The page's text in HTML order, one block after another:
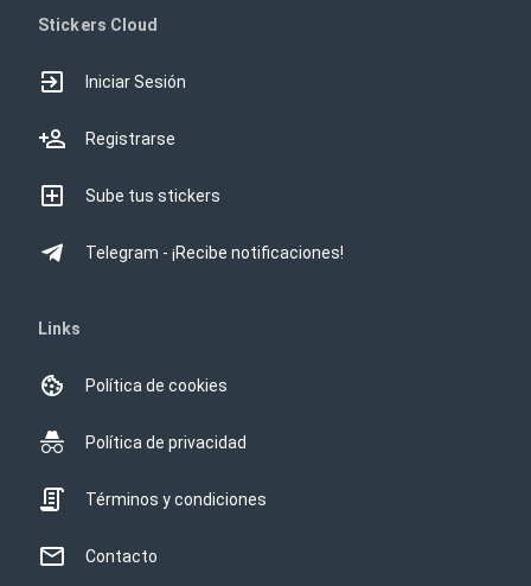
Stickers Cloud
Iniciar Sesión
Registrarse
Sube tus stickers
Telegram - ¡Recibe notificaciones!
Links
Política de cookies
Política de privacidad
Términos y condiciones
Contacto